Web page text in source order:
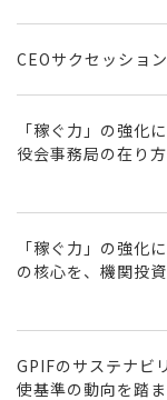
CEOサクセッショ
「稼ぐ力」の強化
役会事務局の在り方
「稼ぐ力」の強化
の核心を、機関投
GPIFのサステナビ
使基準の動向を踏